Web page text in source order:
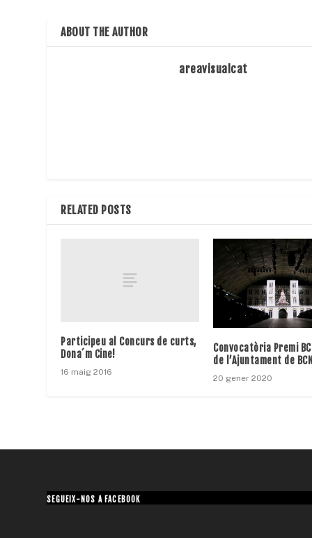
ABOUT THE AUTHOR
areavisualcat
RELATED POSTS
Participeu al Concurs de curts,
Dona´m Cine!
16 maig 2016
Convocatòria Premi
de l’Ajuntament de BCN
20 gener 2020
SEGUEIX-NOS A FACEBOOK